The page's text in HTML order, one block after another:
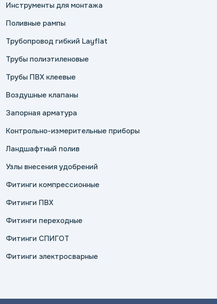
Инструменты для монтажа
Поливные рампы
Трубопровод гибкий Layflat
Трубы полиэтиленовые
Трубы ПВХ клеевые
Воздушные клапаны
Запорная арматура
Контрольно-измерительные приборы
Ландшафтный полив
Узлы внесения удобрений
Фитинги компрессионные
Фитинги ПВХ
Фитинги переходные
Фитинги СПИГОТ
Фитинги электросварные